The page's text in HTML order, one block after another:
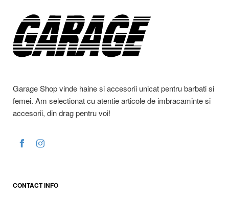
Garage Shop vinde haine si accesorii unicat pentru barbati si
femei. Am selectionat cu atentie articole de imbracaminte si
accesorii, din drag pentru voi!
CONTACT INFO